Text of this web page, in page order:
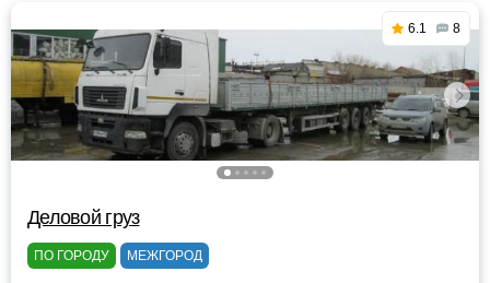
6.1 8
Деловой груз
ПО ГОРОДУ МЕЖГОРОД